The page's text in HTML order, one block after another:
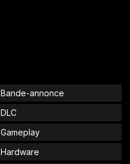
Bande-annonce
DLC
Gameplay
Hardware